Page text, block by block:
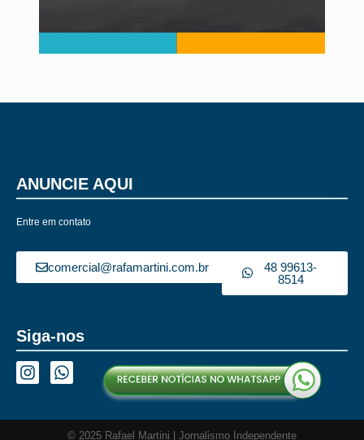
ANUNCIE AQUI
Entre em contato
comercial@rafamartini.com.br
48 99613-
8514
Siga-nos
© 2025 Rafael Martini | Jornalismo Independente